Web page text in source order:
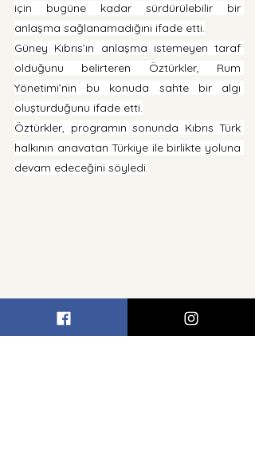
için bugüne kadar sürdürülebilir bir
anlaşma sağlanamadığını ifade etti.
Güney Kıbrıs’ın anlaşma istemeyen taraf
olduğunu belirteren Öztürkler, Rum
Yönetimi’nin bu konuda sahte bir algı
oluşturduğunu ifade etti.
Öztürkler, programın sonunda Kıbrıs Türk
halkının anavatan Türkiye ile birlikte yoluna
devam edeceğini söyledi.